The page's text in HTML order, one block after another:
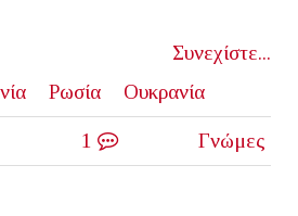
Συνεχίστε...
Ρωσία Ουκρανία
1 Γνώμες